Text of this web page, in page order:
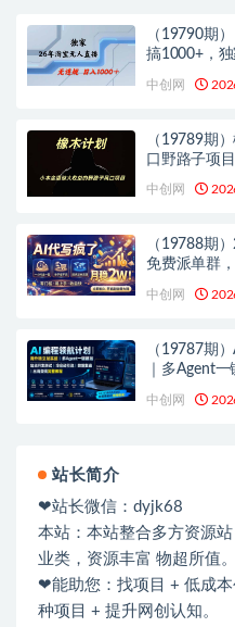
（19790期
搞1000+，
中创网
（19789期
口野路子项
中创网
（19788期
免费派单群
中创网
（19787期
｜多Agent
中创网
站长简介
❤站长微信：dyjk68
本站：本站整合多方资源
业类，资源丰富 物超所值。
❤能助您：找项目 + 低成
种项目 + 提升网创认知。